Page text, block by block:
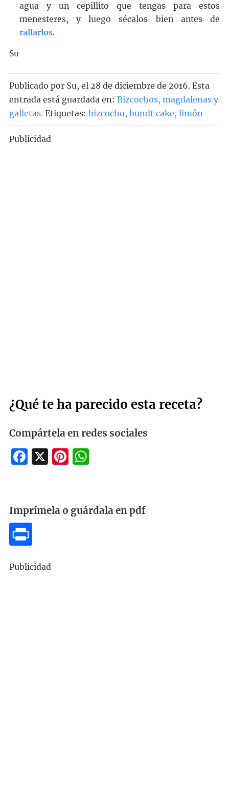
agua y un cepillito que tengas para estos
menesteres, y luego sécalos bien antes de
rallarlos.
Su
Publicado por Su, el 28 de diciembre de 2016. Esta
entrada está guardada en: Bizcochos, magdalenas y
galletas. Etiquetas: bizcocho, bundt cake, limón
Publicidad
¿Qué te ha parecido esta receta?
Compártela en redes sociales
Facebook
X Pinterest
WhatsApp
Imprímela o guárdala en pdf
Publicidad